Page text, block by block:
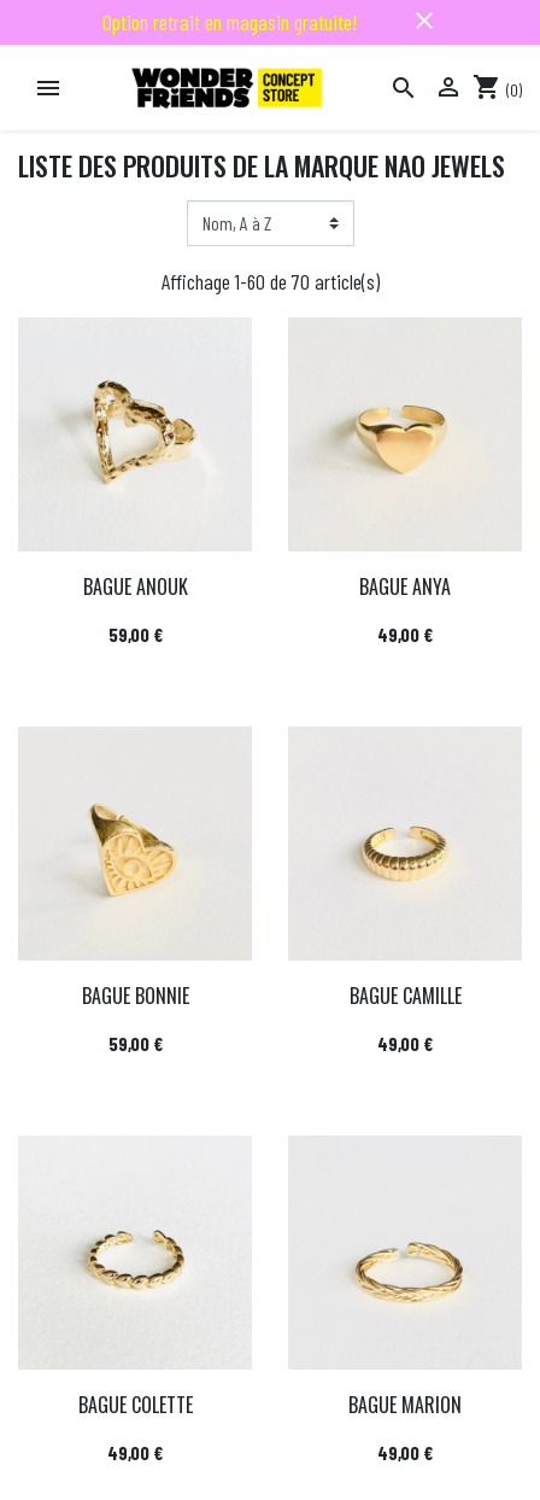
Option retrait en magasin gratuite! close


  shopping_cart (0)
LISTE DES PRODUITS DE LA MARQUE NAO JEWELS
Affichage 1-60 de 70 article(s)
BAGUE ANOUK
Prix
59,00 €
BAGUE ANYA
Prix
49,00 €
BAGUE BONNIE
Prix
59,00 €
BAGUE CAMILLE
Prix
49,00 €
BAGUE COLETTE
Prix
49,00 €
BAGUE MARION
Prix
49,00 €